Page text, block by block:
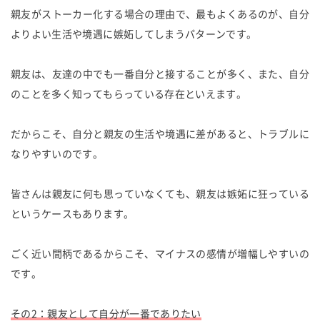
親友がストーカー化する場合の理由で、最もよくあるのが、自分
よりよい生活や境遇に嫉妬してしまうパターンです。
親友は、友達の中でも一番自分と接することが多く、また、自分
のことを多く知ってもらっている存在といえます。
だからこそ、自分と親友の生活や境遇に差があると、トラブルに
なりやすいのです。
皆さんは親友に何も思っていなくても、親友は嫉妬に狂っている
というケースもあります。
ごく近い間柄であるからこそ、マイナスの感情が増幅しやすいの
です。
その2：親友として自分が一番でありたい